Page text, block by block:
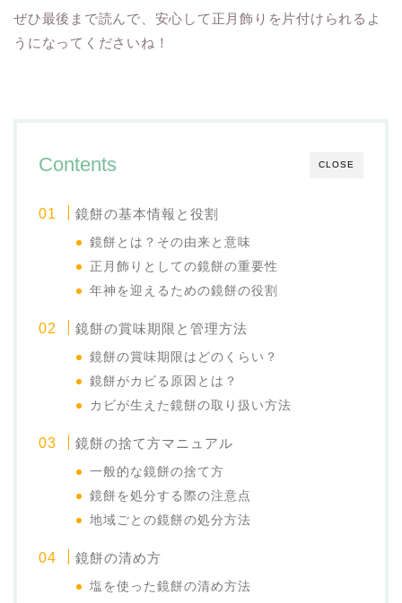
ぜひ最後まで読んで、安心して正月飾りを片付けられるよ
うになってくださいね！
CLOSE
Contents
鏡餅の基本情報と役割
鏡餅とは？その由来と意味
正月飾りとしての鏡餅の重要性
年神を迎えるための鏡餅の役割
鏡餅の賞味期限と管理方法
鏡餅の賞味期限はどのくらい？
鏡餅がカビる原因とは？
カビが生えた鏡餅の取り扱い方法
鏡餅の捨て方マニュアル
一般的な鏡餅の捨て方
鏡餅を処分する際の注意点
地域ごとの鏡餅の処分方法
鏡餅の清め方
塩を使った鏡餅の清め方法